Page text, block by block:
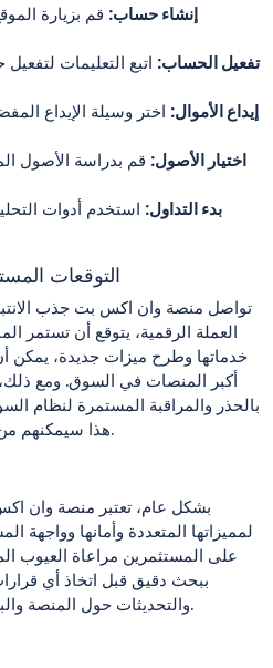
إنشاء حساب: قم بزيارة
تفعيل الحساب: اتبع التعليمات
إيداع الأموال: اختر وسيلة الإيداع
اختيار الأصول: قم بدراسة الأصول
بدء التداول: استخدم أدوات
التوقعات
تواصل منصة وان اكس بت جذب
العملة الرقمية، يتوقع أن تستمر
خدماتها وطرح ميزات جديدة،
أكبر المنصات في السوق. ومع
بالحذر والمراقبة المستمرة لنظام
هذا سيمكنهم من اتخاذ قرارات استثمارية أفضل.
بشكل عام، تعتبر منصة وان
لمميزاتها المتعددة وأمانها وواجهة
على المستثمرين مراعاة العيوب
ببحث دقيق قبل اتخاذ أي
والتحديثات حول المنصة والبقاء على دراية بتطورات السوق.